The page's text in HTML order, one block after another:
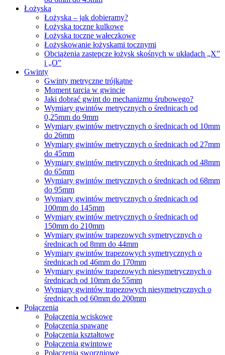
Łożyska
Łożyska – jak dobieramy?
Łożyska toczne kulkowe
Łożyska toczne wałeczkowe
Łożyskowanie łożyskami tocznymi
Obciążenia zastępcze łożysk skośnych w układach „X”
i „O”
Gwinty
Gwinty metryczne trójkątne
Moment tarcia w gwincie
Jaki dobrać gwint do mechanizmu śrubowego?
Wymiary gwintów metrycznych o średnicach od
0,25mm do 9mm
Wymiary gwintów metrycznych o średnicach od 10mm
do 26mm
Wymiary gwintów metrycznych o średnicach od 27mm
do 45mm
Wymiary gwintów metrycznych o średnicach od 48mm
do 65mm
Wymiary gwintów metrycznych o średnicach od 68mm
do 95mm
Wymiary gwintów metrycznych o średnicach od
100mm do 145mm
Wymiary gwintów metrycznych o średnicach od
150mm do 210mm
Wymiary gwintów trapezowych symetrycznych o
średnicach od 8mm do 44mm
Wymiary gwintów trapezowych symetrycznych o
średnicach od 46mm do 170mm
Wymiary gwintów trapezowych niesymetrycznych o
średnicach od 10mm do 55mm
Wymiary gwintów trapezowych niesymetrycznych o
średnicach od 60mm do 200mm
Połączenia
Połączenia wciskowe
Połączenia spawane
Połączenia kształtowe
Połączenia gwintowe
Połączenia sworzniowe